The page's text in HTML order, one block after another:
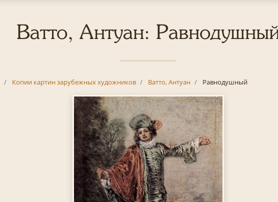
Ватто, Антуан:
Копии картин зарубежных художников Ватто, Антуан Равнодушный